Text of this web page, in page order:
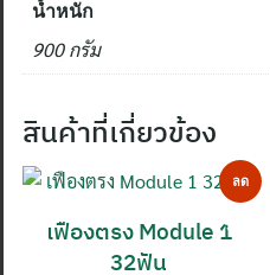
น้ำหนัก
900 กรัม
สินค้าที่เกี่ยวข้อง
ลด
ราคา!
เฟืองตรง Module 1
32ฟัน